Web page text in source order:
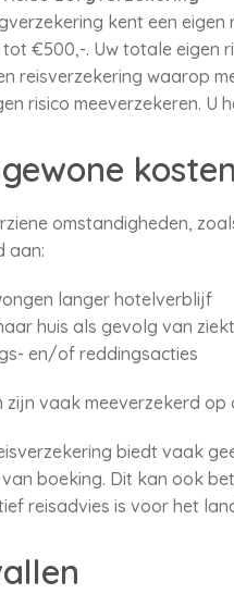
kent een
tot €500,-. Uw totale eigen
reisverzekering waarop
risico meeverzekeren. U
kosten
omstandigheden,
aan:
langer hotelverblijf
huis als gevolg van
en/of reddingsacties
zijn vaak meeverzekerd op
biedt vaak
van boeking. Dit kan ook
reisadvies is voor het